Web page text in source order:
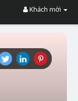
Khách mời